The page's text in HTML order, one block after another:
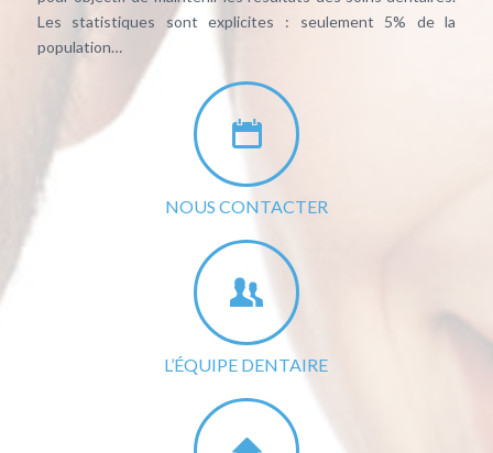
Les statistiques sont explicites : seulement 5% de la
population…
NOUS CONTACTER
L’ÉQUIPE DENTAIRE